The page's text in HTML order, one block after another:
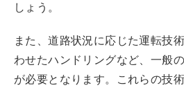
しょう。
また、道路状況に応じた運転技
わせたハンドリングなど、一般
が必要となります。これらの技